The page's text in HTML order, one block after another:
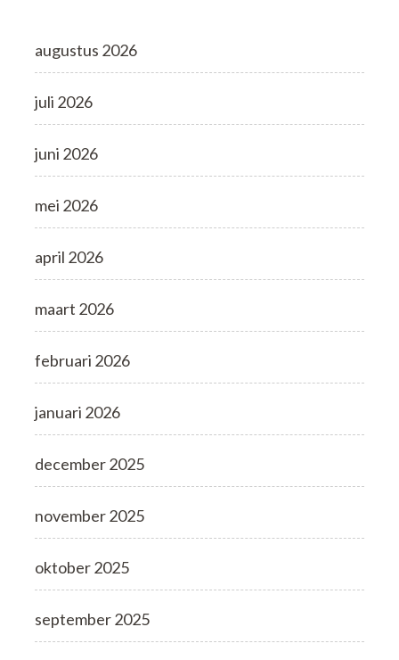
augustus 2026
juli 2026
juni 2026
mei 2026
april 2026
maart 2026
februari 2026
januari 2026
december 2025
november 2025
oktober 2025
september 2025